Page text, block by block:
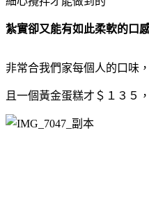
紮實卻又能有如此柔軟的口
非常合我們家每個人的口味
且一個黃金蛋糕才＄１３５